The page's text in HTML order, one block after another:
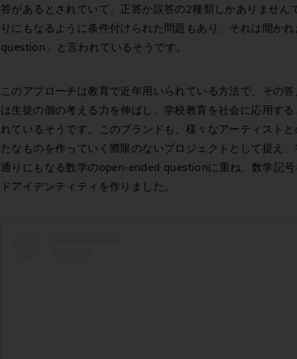
答があるとされていて、正答か誤答の2種類しかありません
りにもなるように条件付けられた問題もあり、それは開か
question」と言われているそうです。
このアプローチは教育で近年用いられている方法で、その
は生徒の個の考える力を伸ばし、学校教育を社会に応用す
れているそうです。このブランドも、様々なアーティスト
たなものを作っていく際限のないプロジェクトとして捉え
通りにもなる数学のopen-ended questionに重ね、数学記
ドアイデンティティを作りました。